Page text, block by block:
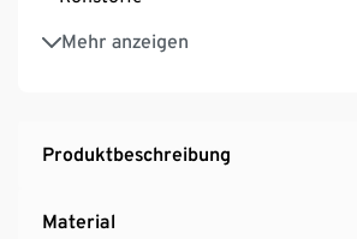
Mehr anzeigen
Made in Austria
Produktbeschreibung
Material